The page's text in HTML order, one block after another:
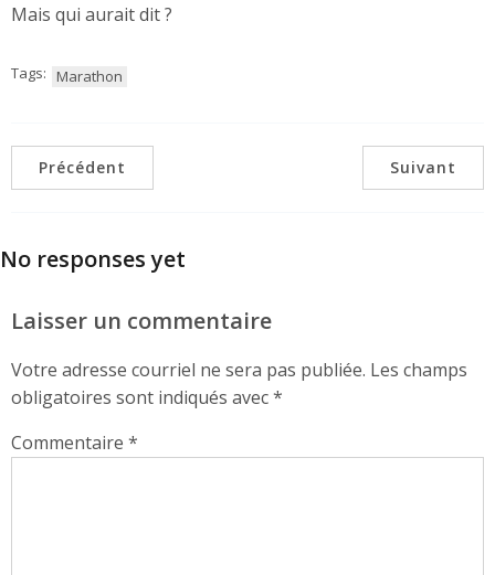
Mais qui aurait dit ?
Tags: Marathon
Précédent Suivant
No responses yet
Laisser un commentaire
Votre adresse courriel ne sera pas publiée. Les champs
obligatoires sont indiqués avec*
Commentaire *